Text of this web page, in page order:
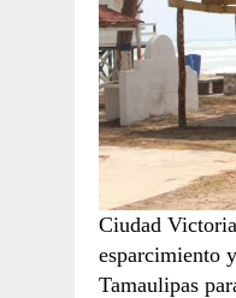
Ciudad
esparcimiento
Tamaulipas